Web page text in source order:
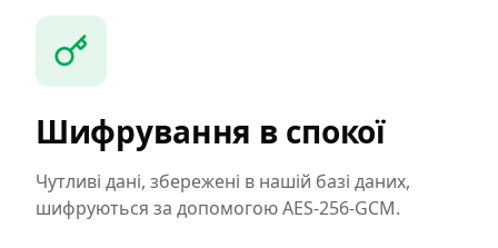
Шифрування в спокої
Чутливі дані, збережені в нашій базі даних,
шифруються за допомогою AES-256-GCM.